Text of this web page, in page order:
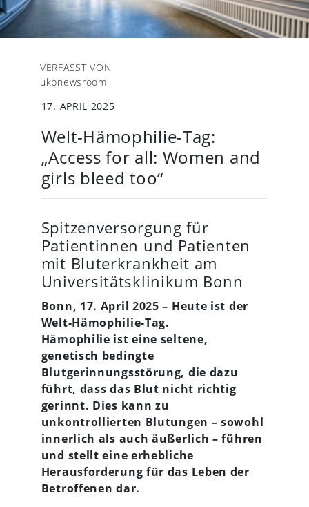
VERFASST VON
ukbnewsroom
17. APRIL 2025
Welt-Hämophilie-Tag:
„Access for all: Women and
girls bleed too“
Spitzenversorgung für
Patientinnen und Patienten
mit Bluterkrankheit am
Universitätsklinikum Bonn
Bonn, 17. April 2025 – Heute ist der
Welt-Hämophilie-Tag.
Hämophilie ist eine seltene,
genetisch bedingte
Blutgerinnungsstörung, die dazu
führt, dass das Blut nicht richtig
gerinnt. Dies kann zu
unkontrollierten Blutungen – sowohl
innerlich als auch äußerlich – führen
und stellt eine erhebliche
Herausforderung für das Leben der
Betroffenen dar.